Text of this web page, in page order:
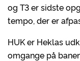
og T3 er sidste
tempo, der er
HUK er Heklas
omgange på